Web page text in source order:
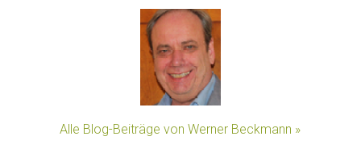
Alle Blog-Beiträge von Werner Beckmann »